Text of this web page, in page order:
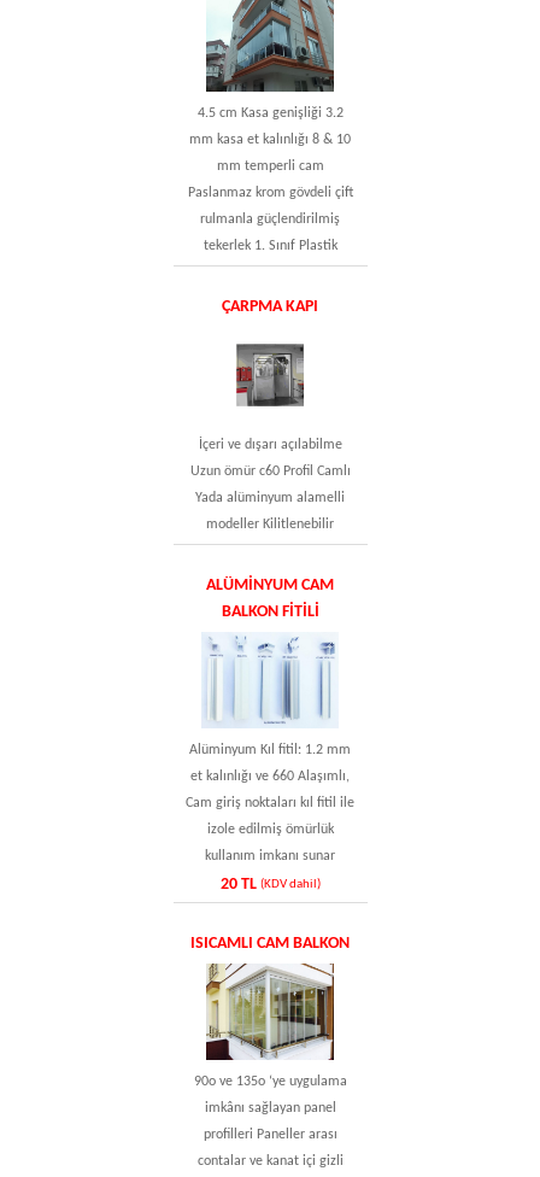
4.5 cm Kasa genişliği 3.2
mm kasa et kalınlığı 8 & 10
mm temperli cam
Paslanmaz krom gövdeli çift
rulmanla güçlendirilmiş
tekerlek 1. Sınıf Plastik
ÇARPMA KAPI
İçeri ve dışarı açılabilme
Uzun ömür c60 Profil Camlı
Yada alüminyum alamelli
modeller Kilitlenebilir
ALÜMINYUM CAM
BALKON FITILI
Alüminyum Kıl fitil: 1.2 mm
et kalınlığı ve 660 Alaşımlı,
Cam giriş noktaları kıl fitil ile
izole edilmiş ömürlük
kullanım imkanı sunar
20 TL (KDV dahil)
ISICAMLI CAM BALKON
90o ve 135o ‘ye uygulama
imkânı sağlayan panel
profilleri Paneller arası
contalar ve kanat içi gizli